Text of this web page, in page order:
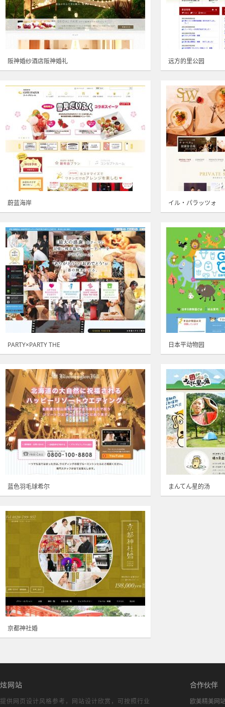
阪神婚纱酒店阪神婚礼 远方的里公园
蔚蓝海岸 イル・パラッツォ
PARTY×PARTY THE 日本平动物园
蓝色羽毛球希尔 まんてん星的汤
京都神社婚
炫网站
提供网页设计风格参考， 网站设计欣赏 ，可按照行业
合作伙伴
欧美精美网